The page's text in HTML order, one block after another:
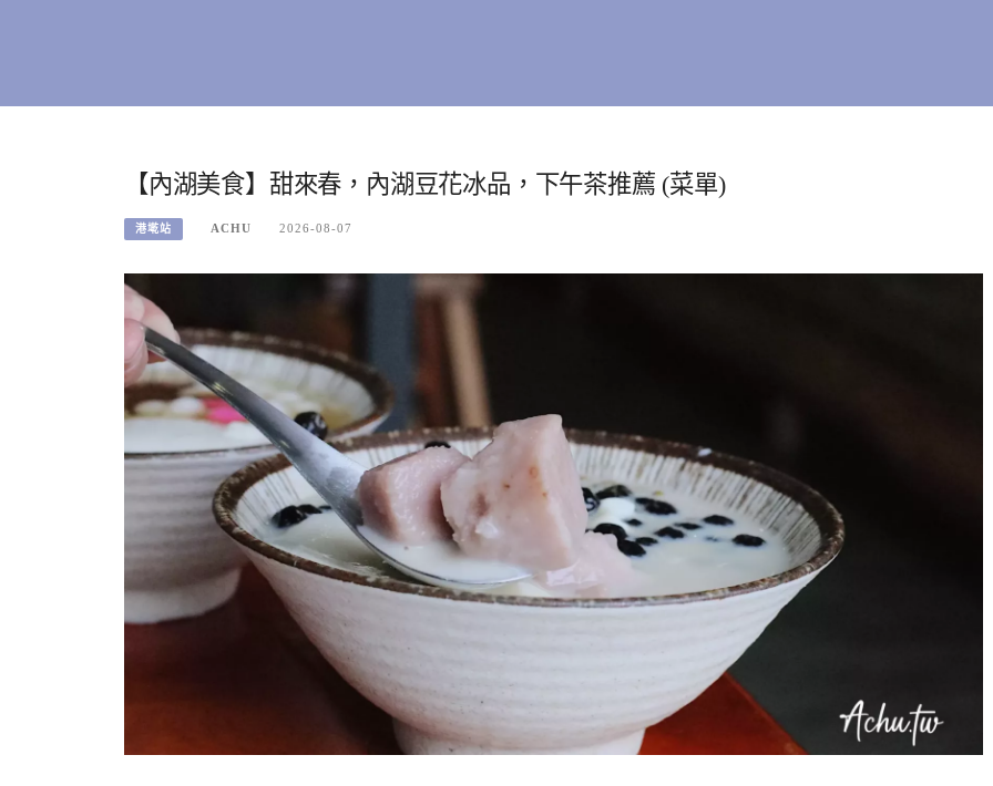
【內湖美食】甜來春，內湖豆花冰品，下午茶推薦 (菜單)
港墘站 ACHU 2026-08-07